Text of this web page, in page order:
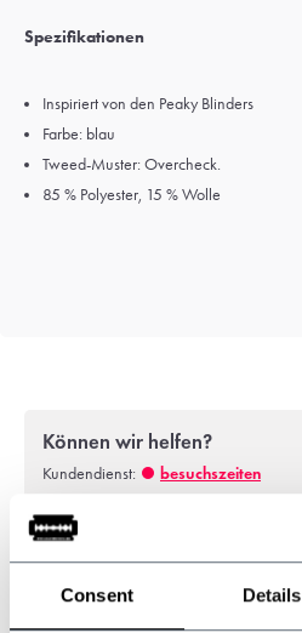
Consent Details
Spezifikationen
Inspiriert von den Peaky Blinders
Farbe: blau
Tweed-Muster: Overcheck.
85 % Polyester, 15 % Wolle
Können wir helfen?
Kundendienst: besuchszeiten
sales@shelbybrothers.com